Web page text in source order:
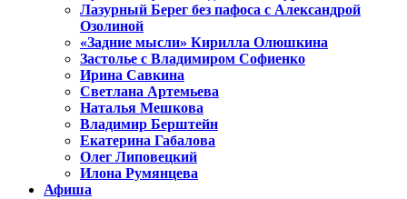
Лазурный Берег без пафоса с Александрой
Озолиной
«Задние мысли» Кирилла Олюшкина
Застолье с Владимиром Софиенко
Ирина Савкина
Светлана Артемьева
Наталья Мешкова
Владимир Берштейн
Екатерина Габалова
Олег Липовецкий
Илона Румянцева
Афиша